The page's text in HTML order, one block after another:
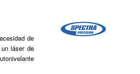
de
láser de